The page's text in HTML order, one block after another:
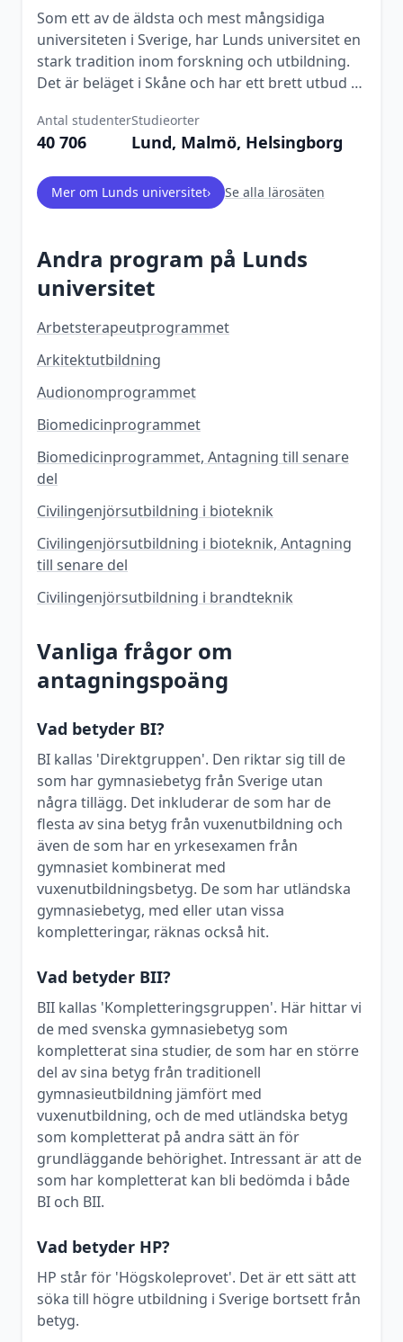
Som ett av de äldsta och mest mångsidiga
universiteten i Sverige, har Lunds universitet en
stark tradition inom forskning och utbildning.
Det är beläget i Skåne och har ett brett utbud av
discipliner.
Antal studenter
40 706
Studieorter
Lund, Malmö, Helsingborg
Mer om Lunds universitet› Se alla lärosäten
Andra program på Lunds
universitet
Arbetsterapeutprogrammet
Arkitektutbildning
Audionomprogrammet
Biomedicinprogrammet
Biomedicinprogrammet, Antagning till senare
del
Civilingenjörsutbildning i bioteknik
Civilingenjörsutbildning i bioteknik, Antagning
till senare del
Civilingenjörsutbildning i brandteknik
Vanliga frågor om
antagningspoäng
Vad betyder BI?
BI kallas 'Direktgruppen'. Den riktar sig till de
som har gymnasiebetyg från Sverige utan
några tillägg. Det inkluderar de som har de
flesta av sina betyg från vuxenutbildning och
även de som har en yrkesexamen från
gymnasiet kombinerat med
vuxenutbildningsbetyg. De som har utländska
gymnasiebetyg, med eller utan vissa
kompletteringar, räknas också hit.
Vad betyder BII?
BII kallas 'Kompletteringsgruppen'. Här hittar vi
de med svenska gymnasiebetyg som
kompletterat sina studier, de som har en större
del av sina betyg från traditionell
gymnasieutbildning jämfört med
vuxenutbildning, och de med utländska betyg
som kompletterat på andra sätt än för
grundläggande behörighet. Intressant är att de
som har kompletterat kan bli bedömda i både
BI och BII.
Vad betyder HP?
HP står för 'Högskoleprovet'. Det är ett sätt att
söka till högre utbildning i Sverige bortsett från
betyg.